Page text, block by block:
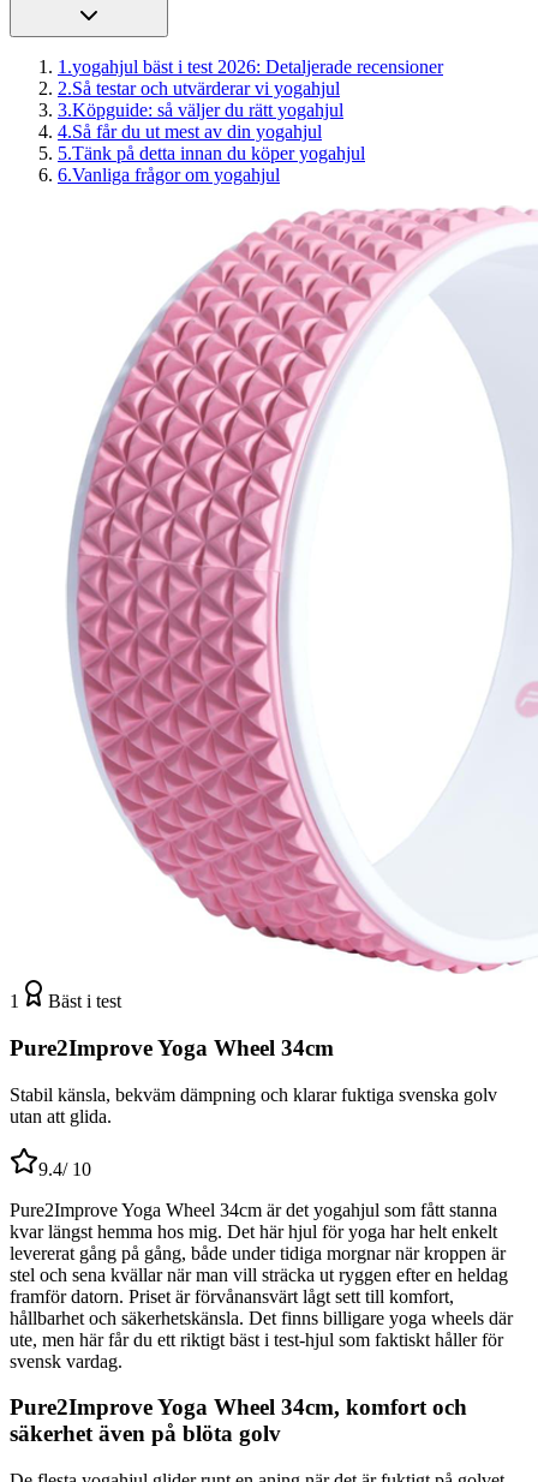
1 .yogahjul bäst i test 2026: Detaljerade recensioner
2.Så testar och utvärderar vi yogahjul
3.Köpguide: så väljer du rätt yogahjul
4.Så får du ut mest av din yogahjul
5.Tänk på detta innan du köper yogahjul
6.Vanliga frågor om yogahjul
1 Bäst i test
Pure2Improve Yoga Wheel 34cm
Stabil känsla, bekväm dämpning och klarar fuktiga svenska golv
utan att glida.
9.4/ 10
Pure2Improve Yoga Wheel 34cm är det yogahjul som fått stanna
kvar längst hemma hos mig. Det här hjul för yoga har helt enkelt
levererat gång på gång, både under tidiga morgnar när kroppen är
stel och sena kvällar när man vill sträcka ut ryggen efter en heldag
framför datorn. Priset är förvånansvärt lågt sett till komfort,
hållbarhet och säkerhetskänsla. Det finns billigare yoga wheels där
ute, men här får du ett riktigt bäst i test-hjul som faktiskt håller för
svensk vardag.
Pure2Improve Yoga Wheel 34cm, komfort och
säkerhet även på blöta golv